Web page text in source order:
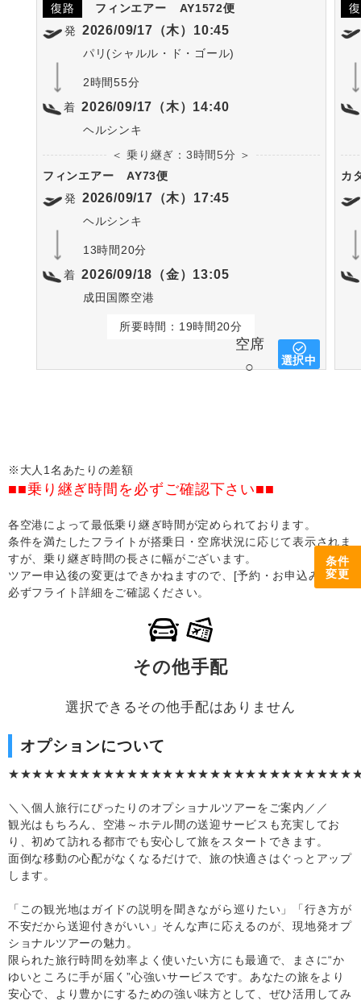
条件
変更
復路 フィンエアー
AY1572便
発 2026/09/17（木）10:45
パリ(シャルル・ド・ゴール)
2時間55分
着 2026/09/17（木）14:40
ヘルシンキ
＜ 乗り継ぎ：3時間5分 ＞
フィンエアー
AY73便
発 2026/09/17（木）17:45
ヘルシンキ
13時間20分
着 2026/09/18（金）13:05
成田国際空港
所要時間：19時間20分
空席
○
選択中
カ
※大人1名あたりの差額
■■乗り継ぎ時間を必ずご確認下さい■■
各空港によって最低乗り継ぎ時間が定められております。
条件を満たしたフライトが搭乗日・空席状況に応じて表示されま
すが、乗り継ぎ時間の長さに幅がございます。
ツアー申込後の変更はできかねますので、[予約・お申込み]前に
必ずフライト詳細をご確認ください。
その他手配
選択できるその他手配はありません
オプションについて
＼＼個人旅行にぴったりのオプショナルツアーをご案内／／
観光はもちろん、空港～ホテル間の送迎サービスも充実してお
り、初めて訪れる都市でも安心して旅をスタートできます。
面倒な移動の心配がなくなるだけで、旅の快適さはぐっとアップ
します。
「この観光地はガイドの説明を聞きながら巡りたい」「行き方が
不安だから送迎付きがいい」そんな声に応えるのが、現地発オプ
ショナルツアーの魅力。
限られた旅行時間を効率よく使いたい方にも最適で、まさに“か
ゆいところに手が届く”心強いサービスです。あなたの旅をより
安心で、より豊かにするための強い味方として、ぜひ活用してみ